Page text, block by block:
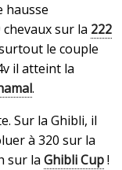
hausse
chevaux sur la 222
surtout le couple
il atteint la
.
Sur la Ghibli, il
à 320 sur la
sur la Ghibli Cup!